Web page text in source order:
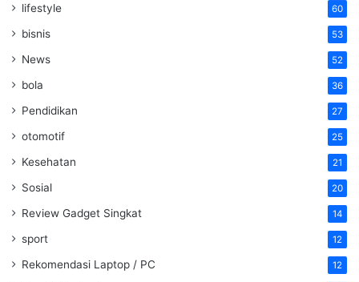
lifestyle 60
bisnis 53
News 52
bola 36
Pendidikan 27
otomotif 25
Kesehatan 21
Sosial 20
Review Gadget Singkat 14
sport 12
Rekomendasi Laptop / PC 12